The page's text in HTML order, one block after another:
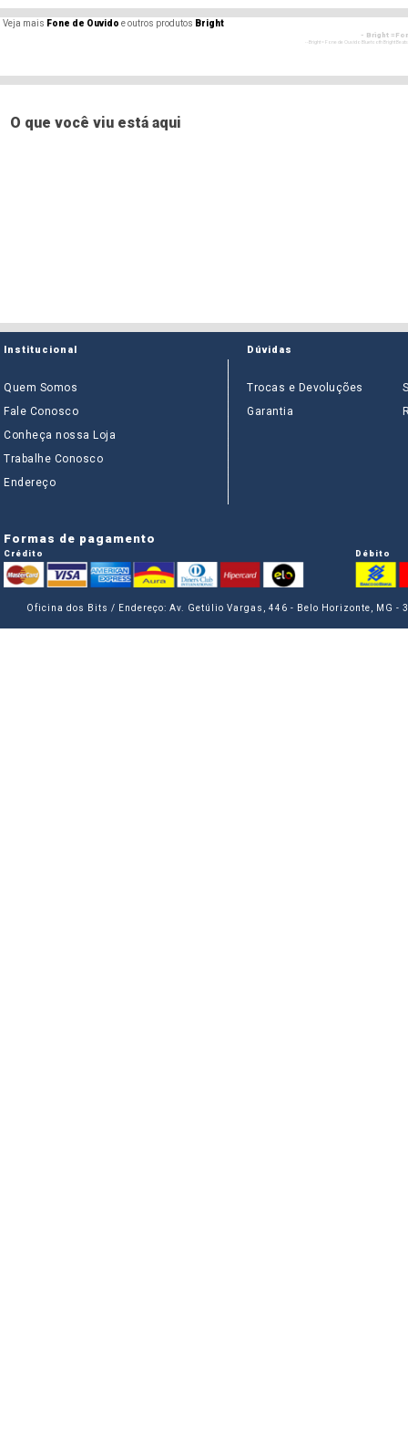
Veja mais Fone de Ouvido e outros produtos Bright
- Bright
- - Bright = Fone de Ouvido Bluetooth Bright
O que você viu está aqui
Institucional
Quem Somos
Fale Conosco
Conheça nossa Loja
Trabalhe Conosco
Endereço
Dúvidas
Trocas e Devoluções
Garantia
Formas de pagamento
Crédito Débito
Oficina dos Bits / Endereço: Av. Getúlio Vargas, 446 - Belo Horizonte, MG